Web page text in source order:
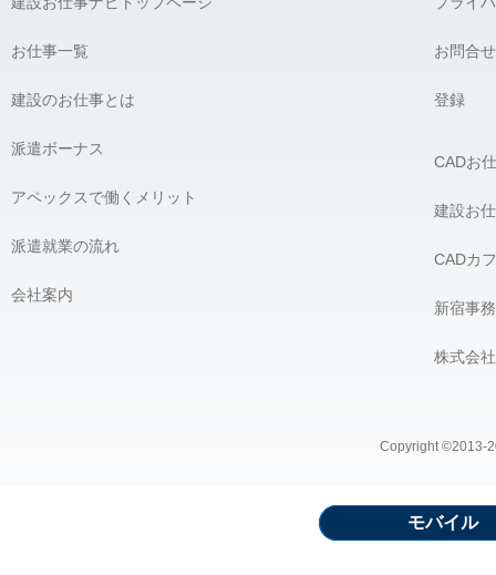
お仕事一覧
建設のお仕事とは
派遣ボーナス
アペックスで働くメリット
派遣就業の流れ
会社案内
お問合せ
登録
CADお
建設お
CADカ
新宿事
株式会
Copyright ©2013-
モバイル